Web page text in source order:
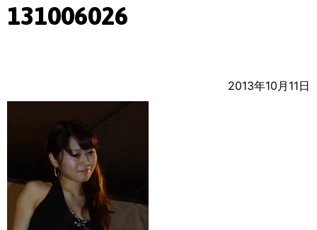
131006026
2013年10月11日